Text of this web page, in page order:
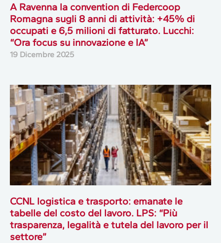
A Ravenna la convention di Federcoop
Romagna sugli 8 anni di attività: +45% di
occupati e 6,5 milioni di fatturato. Lucchi:
“Ora focus su innovazione e IA”
19 Dicembre 2025
CCNL logistica e trasporto: emanate le
tabelle del costo del lavoro. LPS: “Più
trasparenza, legalità e tutela del lavoro per il
settore”